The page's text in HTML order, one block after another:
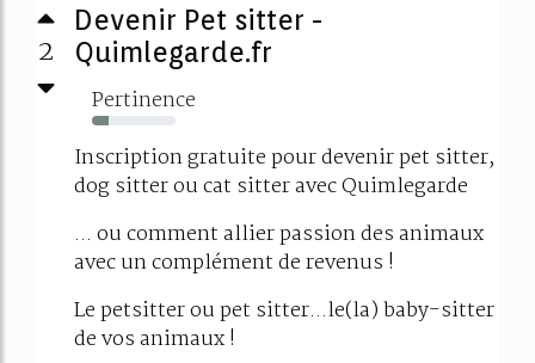
2
Devenir Pet sitter -
Quimlegarde.fr
Pertinence
20%
Inscription gratuite pour devenir pet sitter,
dog sitter ou cat sitter avec Quimlegarde
... ou comment allier passion des animaux
avec un complément de revenus !
Le petsitter ou pet sitter...le(la) baby-sitter
de vos animaux !